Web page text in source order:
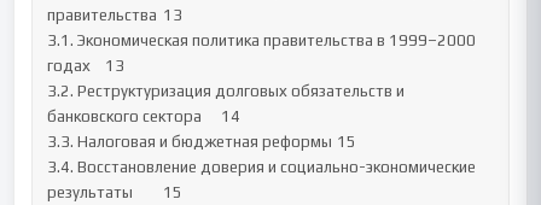
правительства	13
3.1. Экономическая политика правительства в 1999–2000
годах	13
3.2. Реструктуризация долговых обязательств и
банковского сектора	14
3.3. Налоговая и бюджетная реформы	15
3.4. Восстановление доверия и социально-экономические
результаты	15